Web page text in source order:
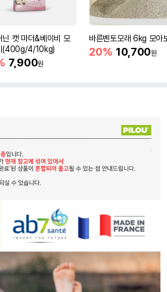
닌 캣 마더&베이비 모
(400g/4/10kg)
7,900원
바른벤토모래 6kg 모아
20% 10,700원